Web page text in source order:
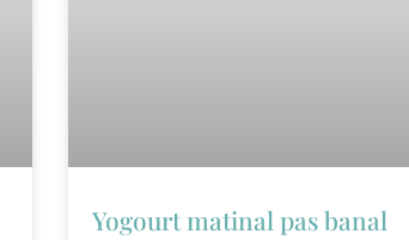
Yogourt matinal pas banal